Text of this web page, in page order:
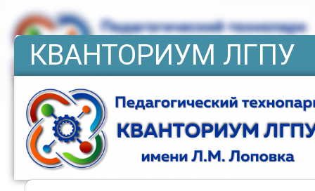
КВАНТОРИУМ ЛГПУ